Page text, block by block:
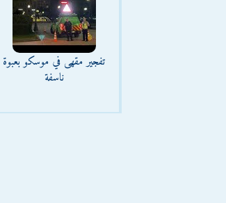
تفجير مقهى في موسكو بعبوة
ناسفة